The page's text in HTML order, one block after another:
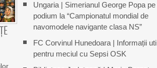
Ungaria | Simerianul George Popa pe
podium la “Campionatul mondial de
navomodele navigante clasa NS”
FC Corvinul Hunedoara | Informații
pentru meciul cu Sepsi OSK